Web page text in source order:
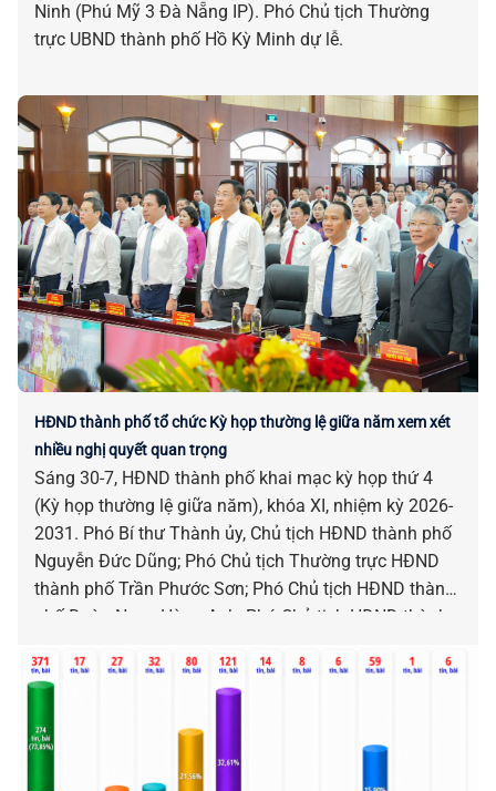
Ninh (Phú Mỹ 3 Đà Nẵng IP). Phó Chủ tịch Thường
trực UBND thành phố Hồ Kỳ Minh dự lễ.
HĐND thành phố tổ chức Kỳ họp thường lệ giữa năm xem xét
nhiều nghị quyết quan trọng
Sáng 30-7, HĐND thành phố khai mạc kỳ họp thứ 4
(Kỳ họp thường lệ giữa năm), khóa XI, nhiệm kỳ 2026-
2031. Phó Bí thư Thành ủy, Chủ tịch HĐND thành phố
Nguyễn Đức Dũng; Phó Chủ tịch Thường trực HĐND
thành phố Trần Phước Sơn; Phó Chủ tịch HĐND thành
phố Đoàn Ngọc Hùng Anh; Phó Chủ tịch HĐND thành